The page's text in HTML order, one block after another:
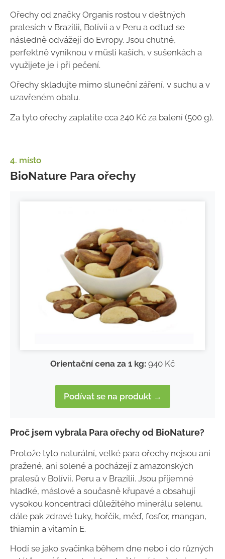
Ořechy od značky Organis rostou v deštných
pralesích v Brazílii, Bolívii a v Peru a odtud se
následně odvážejí do Evropy. Jsou chutné,
perfektně vyniknou v müsli kaších, v sušenkách a
využijete je i při pečení.
Ořechy skladujte mimo sluneční záření, v suchu a v
uzavřeném obalu.
Za tyto ořechy zaplatíte cca 240 Kč za balení (500 g).
4. místo
BioNature Para ořechy
Orientační cena za 1 kg: 940 Kč
Podívat se na produkt →
Proč jsem vybrala Para ořechy od BioNature?
Protože tyto naturální, velké para ořechy nejsou ani
pražené, ani solené a pocházejí z amazonských
pralesů v Bolívii, Peru a v Brazílii. Jsou příjemné
hladké, máslové a současně křupavé a obsahují
vysokou koncentraci důležitého minerálu selenu,
dále pak zdravé tuky, hořčík, měď, fosfor, mangan,
thiamin a vitamín E.
Hodí se jako svačinka během dne nebo i do různých